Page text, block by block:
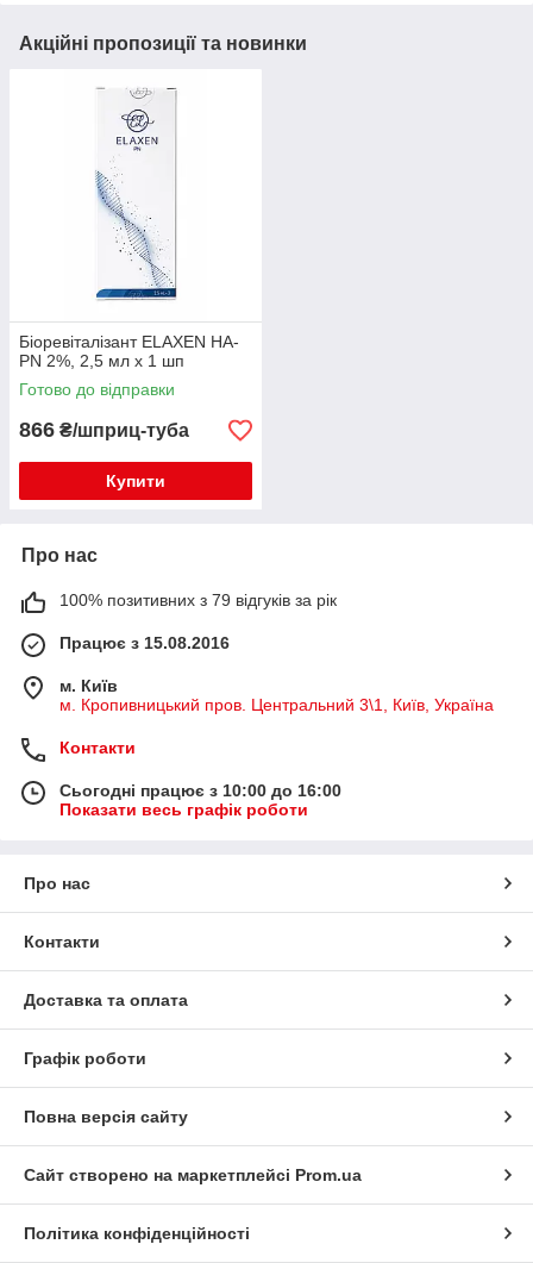
Акційні пропозиції та новинки
Біоревіталізант ELAXEN HA-
PN 2%, 2,5 мл x 1 шп
Готово до відправки
866 ₴/шприц-туба
Купити
Про нас
100% позитивних з 79 відгуків за рік
Працює з 15.08.2016
м. Київ
м. Кропивницький пров. Центральний 3\1, Київ, Україна
Контакти
Сьогодні працює з 10:00 до 16:00
Показати весь графік роботи
Про нас
Контакти
Доставка та оплата
Графік роботи
Повна версія сайту
Сайт створено на маркетплейсі Prom.ua
Політика конфіденційності